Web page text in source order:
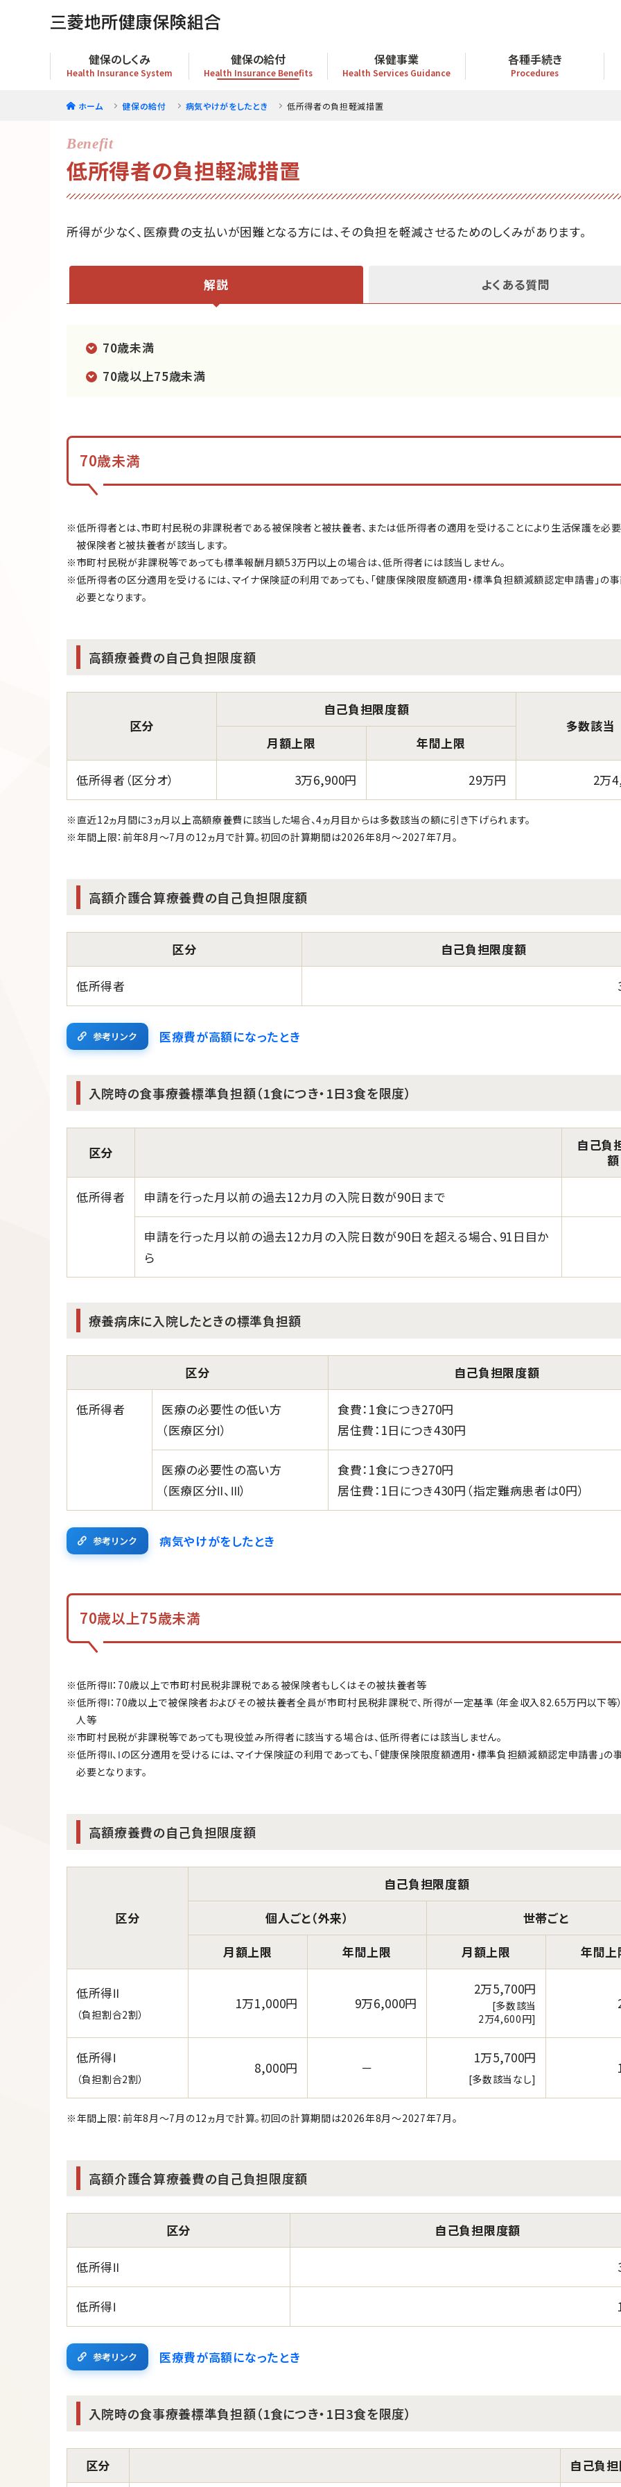
健保のしくみ
Health Insurance System
健保の給付
Health Insurance Benefits
保健事業
Health Services Guidance
各種手続き
Procedures
ホーム 健保の給付 病気やけがをしたとき 低所得者の負担軽減措置
低所得者の負担軽減措置
所得が少なく、医療費の支払いが困難となる方には、その負担を軽減させるためのしくみがあります。
解説 よくある質問
70歳未満
70歳以上75歳未満
70歳未満
※低所得者とは、市町村民税の非課税者である被保険者と被扶養者、または低所得者の適用を受けることにより生活保護を必
被保険者と被扶養者が該当します。
※市町村民税が非課税等であっても標準報酬月額53万円以上の場合は、低所得者には該当しません。
※低所得者の区分適用を受けるには、マイナ保険証の利用であっても、「健康保険限度額適用・標準負担額減額認定申請書」の
必要となります。
高額療養費の自己負担限度額
区分
自己負担限度額
多数該当
月額上限
年間上限
低所得者（区分オ） 3万6,900円 29万円 2万
※直近12ヵ月間に3ヵ月以上高額療養費に該当した場合、4ヵ月目からは多数該当の額に引き下げられます。
※年間上限：前年8月～7月の12ヵ月で計算。初回の計算期間は2026年8月～2027年7月。
高額介護合算療養費の自己負担限度額
区分 自己負担限度額
低所得者
参考リンク 医療費が高額になったとき
入院時の食事療養標準負担額（1食につき・1日3食を限度）
区分
自己負
額
低所得者 申請を行った月以前の過去12カ月の入院日数が90日まで
申請を行った月以前の過去12カ月の入院日数が90日を超える場合、91日目か
ら
療養病床に入院したときの標準負担額
区分 自己負担限度額
低所得者
医療の必要性の低い方
（医療区分Ⅰ）
食費：1食につき270円
居住費：1日につき430円
医療の必要性の高い方
（医療区分Ⅱ、Ⅲ）
食費：1食につき270円
居住費：1日につき430円（指定難病患者は0円）
参考リンク 病気やけがをしたとき
70歳以上75歳未満
※低所得Ⅱ：70歳以上で市町村民税非課税である被保険者もしくはその被扶養者等
※低所得Ⅰ：70歳以上で被保険者およびその被扶養者全員が市町村民税非課税で、所得が一定基準（年金収入82.65万円以下等
人等
※市町村民税が非課税等であっても現役並み所得者に該当する場合は、低所得者には該当しません。
※低所得Ⅱ、Ⅰの区分適用を受けるには、マイナ保険証の利用であっても、「健康保険限度額適用・標準負担額減額認定申請書」の
必要となります。
高額療養費の自己負担限度額
区分
自己負担限度額
個人ごと（外来）
世帯ごと
月額上限
年間上限 月額上限 年間上
低所得Ⅱ
（負担割合2割）
1万1,000円 9万6,000円
2万5,700円
[多数該当
2万4,600円]
低所得Ⅰ
（負担割合2割）
8,000円 －
1万5,700円
[多数該当なし]
※年間上限：前年8月～7月の12ヵ月で計算。初回の計算期間は2026年8月～2027年7月。
高額介護合算療養費の自己負担限度額
区分 自己負担限度額
低所得Ⅱ
低所得Ⅰ
参考リンク 医療費が高額になったとき
入院時の食事療養標準負担額（1食につき・1日3食を限度）
区分 自己負